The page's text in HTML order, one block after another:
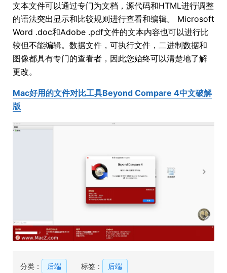
文本文件可以通过专门为文档，源代码和HTML进行调整
的语法突出显示和比较规则进行查看和编辑。 Microsoft
Word .doc和Adobe .pdf文件的文本内容也可以进行比
较但不能编辑。数据文件，可执行文件，二进制数据和
图像都具有专门的查看者，因此您始终可以清楚地了解
更改。
Mac好用的文件对比工具Beyond Compare 4中文破解
版
分类： 后端 标签： 后端